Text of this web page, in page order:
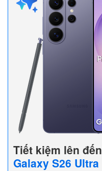
Tiết kiệm lên đến
Galaxy S26 Ultra